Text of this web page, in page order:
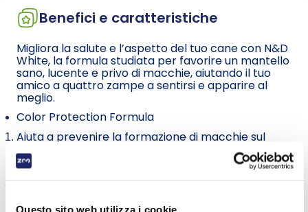
Questo sito web utilizza i cookie
proteine idrolizzate e un contenuto proteico
moderato, contribuisce a ridurre il rischio di
reazioni avverse agli alimenti, spesso responsabili
di infiammazioni, lacrimazione e irritazioni cutanee.
N&D White è la scelta ideale per garantire al tuo
cane un mantello sano, brillante e naturalmente
privo di macchie.
Un mantello opaco o danneggiato può essere il
segnale di uno squilibrio nutrizionale. Per questo, il
team di esperti Farmina ha sviluppato un sistema
nutrizionale basato su solide ricerche scientifiche,
studiato per proteggere e valorizzare la
pigmentazione naturale del pelo del tuo cane.
Benefici e caratteristiche
Migliora la salute e l’aspetto del tuo cane con N&D
White, la formula studiata per favorire un mantello
sano, lucente e privo di macchie, aiutando il tuo
amico a quattro zampe a sentirsi e apparire al
meglio.
Color Protection Formula
Aiuta a prevenire la formazione di macchie sul
pelo bianco, preservando la naturale bellezza del
manto del tuo cane.
il rischio di reazioni avverse e infiammazioni.